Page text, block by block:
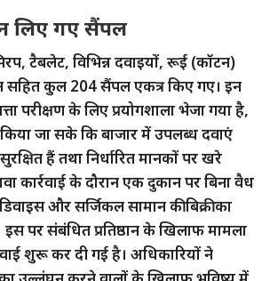
लिए गए सैंपल
टैबलेट, विभिन्न दवाइयों, रूई (कॉटन)
सहित कुल 204 सैंपल एकत्र किए गए। इन
परीक्षण के लिए प्रयोगशाला भेजा गया है,
जा सके कि बाजार में उपलब्ध दवाएं
हैं तथा निर्धारित मानकों पर खरे
कार्रवाई के दौरान एक दुकान पर बिना वैध
और सर्जिकल सामान की बिक्री का
पर संबंधित प्रतिष्ठान के खिलाफ मामला
शुरू कर दी गई है। अधिकारियों ने